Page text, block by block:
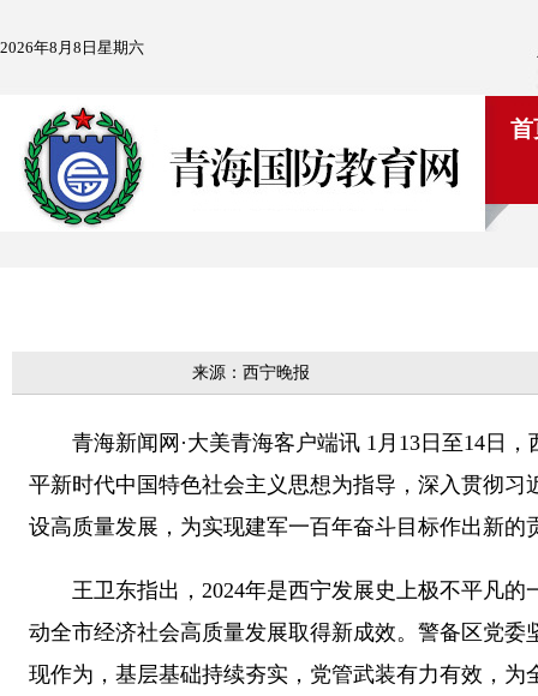
2026年8月8日星期六
首
来源：西宁晚报
青海新闻网·大美青海客户端讯 1月13日至14日，
平新时代中国特色社会主义思想为指导，深入贯彻
设高质量发展，为实现建军一百年奋斗目标作出新的
王卫东指出，2024年是西宁发展史上极不平凡的
动全市经济社会高质量发展取得新成效。警备区党
现作为，基层基础持续夯实，党管武装有力有效，为